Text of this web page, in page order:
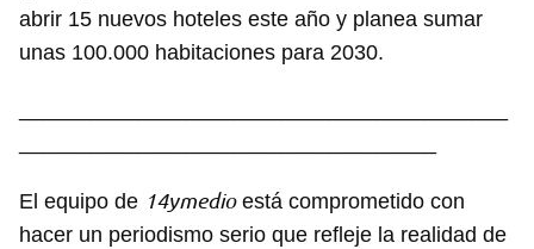
abrir 15 nuevos hoteles este año y planea sumar
unas 100.000 habitaciones para 2030.
El equipo de 14ymedioestá comprometido con
hacer un periodismo serio que refleje la realidad de